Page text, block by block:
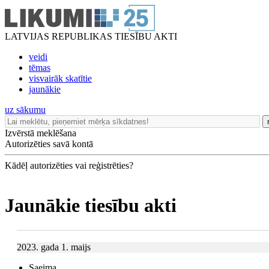
LATVIJAS REPUBLIKAS TIESĪBU AKTI
veidi
tēmas
visvairāk skatītie
jaunākie
uz sākumu
Izvērstā meklēšana
Autorizēties savā kontā
Kādēļ autorizēties vai reģistrēties?
Jaunākie tiesību akti
2023. gada 1. maijs